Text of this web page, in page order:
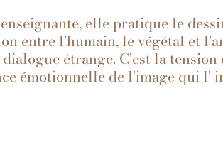
elle pratique le
entre l'humain, le végétal et
étrange. C'est la tension
émotionnelle de l'image qui l'